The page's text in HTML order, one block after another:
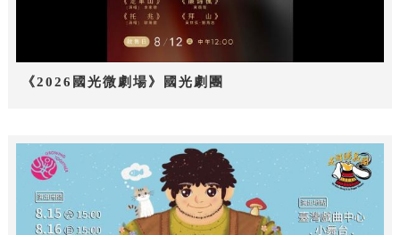
《2026國光微劇場》國光劇團